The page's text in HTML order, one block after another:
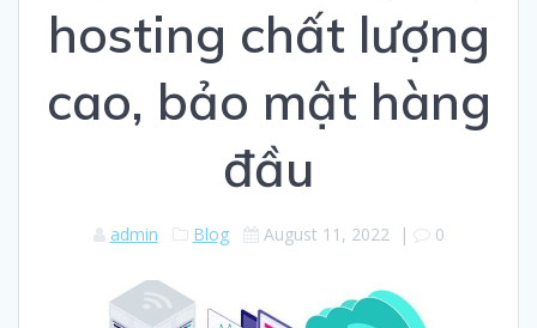
hosting chất lượng
cao, bảo mật hàng
đầu
admin Blog August 11, 2022 | 0